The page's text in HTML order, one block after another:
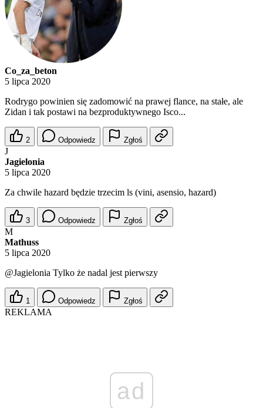
Co_za_beton
5 lipca 2020
Rodrygo powinien się zadomowić na prawej flance, na stałe, ale
Zidan i tak postawi na bezproduktywnego Isco...
2 Odpowiedz Zgłoś
J
Jagielonia
5 lipca 2020
Za chwile hazard będzie trzecim ls (vini, asensio, hazard)
3 Odpowiedz Zgłoś
M
Mathuss
5 lipca 2020
@Jagielonia Tylko że nadal jest pierwszy
1 Odpowiedz Zgłoś
REKLAMA
ad